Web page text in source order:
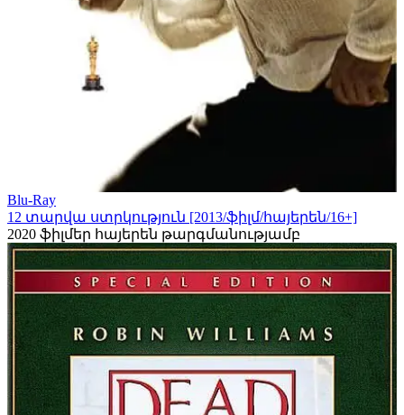
Blu-Ray
12 տարվա ստրկություն [2013/ֆիլմ/հայերեն/16+]
2020 ֆիլմեր հայերեն թարգմանությամբ